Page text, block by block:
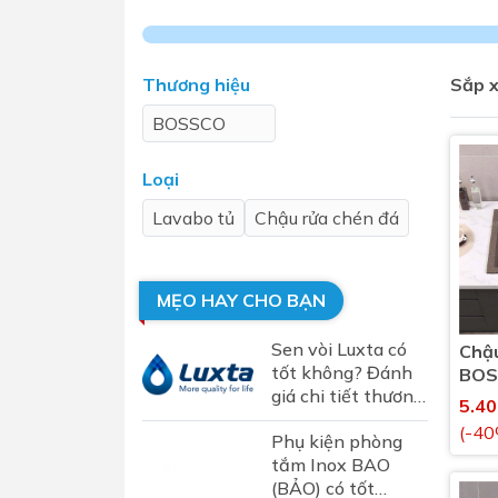
Sen
Gương nhà vệ sinh - nhà tắm
Máy sấy tay
Nắp bồn cầu
chọn
mặt
Sắp
(-
Thương hiệu
BOSSCO
Loại
Lavabo tủ
Chậu rửa chén đá
MẸO HAY CHO BẠN
Sen vòi Luxta có
tốt không? Đánh
giá chi tiết thương
hiệu sen vòi Luxta
tại Việt Nam
Phụ kiện phòng
tắm Inox BAO
(BẢO) có tốt